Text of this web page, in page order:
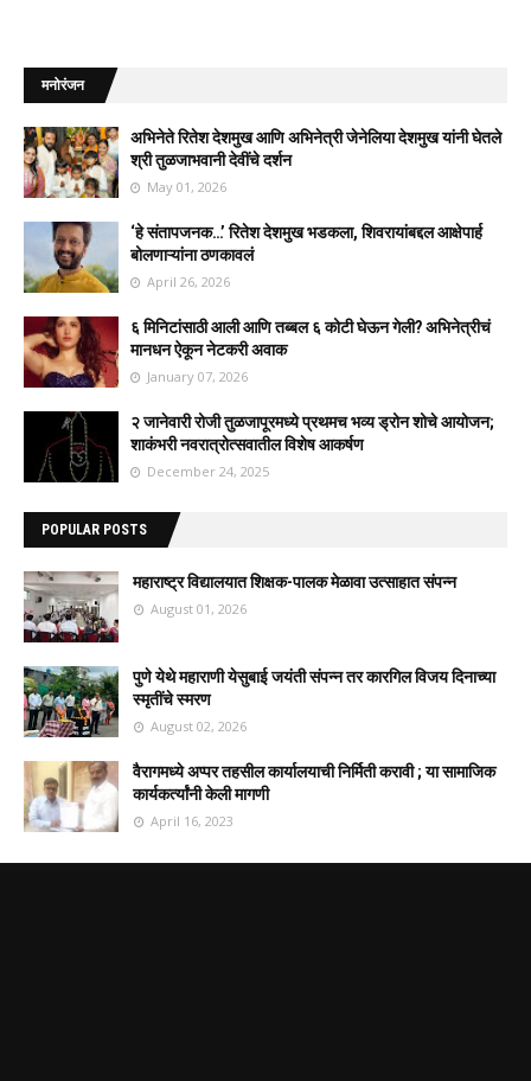
मनोरंजन
अभिनेते रितेश देशमुख आणि अभिनेत्री जेनेलिया देशमुख यांनी घेतले
श्री तुळजाभवानी देवींचे दर्शन
May 01, 2026
‘हे संतापजनक…’ रितेश देशमुख भडकला, शिवरायांबद्दल आक्षेपार्ह
बोलणाऱ्यांना ठणकावलं
April 26, 2026
६ मिनिटांसाठी आली आणि तब्बल ६ कोटी घेऊन गेली? अभिनेत्रीचं
मानधन ऐकून नेटकरी अवाक
January 07, 2026
२ जानेवारी रोजी तुळजापूरमध्ये प्रथमच भव्य ड्रोन शोचे आयोजन;
शाकंभरी नवरात्रोत्सवातील विशेष आकर्षण
December 24, 2025
POPULAR POSTS
महाराष्ट्र विद्यालयात शिक्षक-पालक मेळावा उत्साहात संपन्न
August 01, 2026
पुणे येथे महाराणी येसुबाई जयंती संपन्न तर कारगिल विजय दिनाच्या
स्मृतींचे स्मरण
August 02, 2026
वैरागमध्ये अप्पर तहसील कार्यालयाची निर्मिती करावी ; या सामाजिक
कार्यकर्त्यांनी केली मागणी
April 16, 2023